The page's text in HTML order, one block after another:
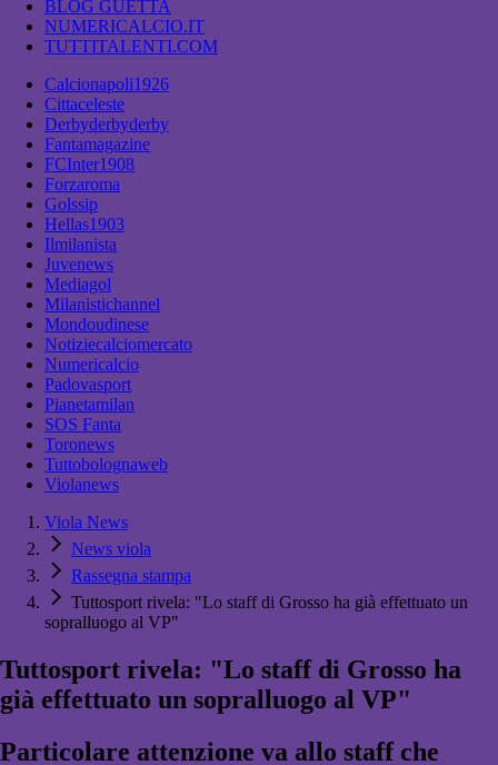
BLOG GUETTA
NUMERICALCIO.IT
TUTTITALENTI.COM
Calcionapoli1926
Cittaceleste
Derbyderbyderby
Fantamagazine
FCInter1908
Forzaroma
Golssip
Hellas1903
Ilmilanista
Juvenews
Mediagol
Milanistichannel
Mondoudinese
Notiziecalciomercato
Numericalcio
Padovasport
Pianetamilan
SOS Fanta
Toronews
Tuttobolognaweb
Violanews
Viola News
News viola
Rassegna stampa
Tuttosport rivela: "Lo staff di Grosso ha già effettuato un
sopralluogo al VP"
Tuttosport rivela: "Lo staff di Grosso ha
già effettuato un sopralluogo al VP"
Particolare attenzione va allo staff che